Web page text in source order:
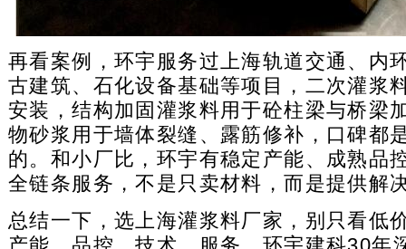
再看案例，环宇服务过上海轨道交通、内
古建筑、石化设备基础等项目，二次灌浆
安装，结构加固灌浆料用于砼柱梁与桥梁
物砂浆用于墙体裂缝、露筋修补，口碑都
的。和小厂比，环宇有稳定产能、成熟品
全链条服务，不是只卖材料，而是提供解
总结一下，选上海灌浆料厂家，别只看低